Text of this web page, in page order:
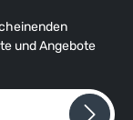
und Angebote